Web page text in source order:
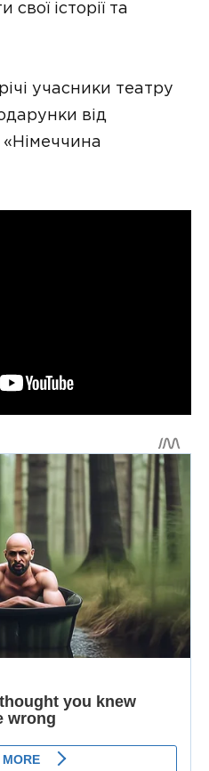
свої історії та
учасники театру
від